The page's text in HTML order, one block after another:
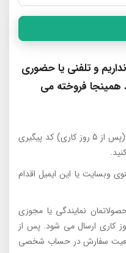
و تلفنی یا حضوری
فروخته می
در صورت نیاز به پیگیری سفارش (پس از 5 روز کاری) کد پیگیری
وبسایت یا این ایمیل اقدام
نمایندگی یا مجوزی
ایم. همه سفارشات حداکثر تا 5 روز کاری ارسال می شود. پس از
سفارش در حساب شخصی